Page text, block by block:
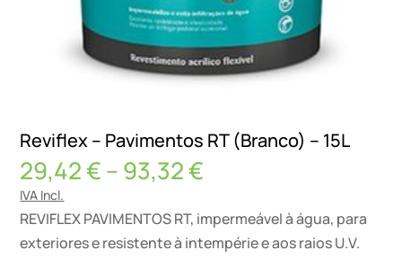
Reviflex – Pavimentos RT (Branco) – 15L
29,42€–93,32€
29,42 €
through
IVA Incl.
REVIFLEX PAVIMENTOS RT, impermeável à água, para
exteriores e resistente à intempérie e aos raios U.V.